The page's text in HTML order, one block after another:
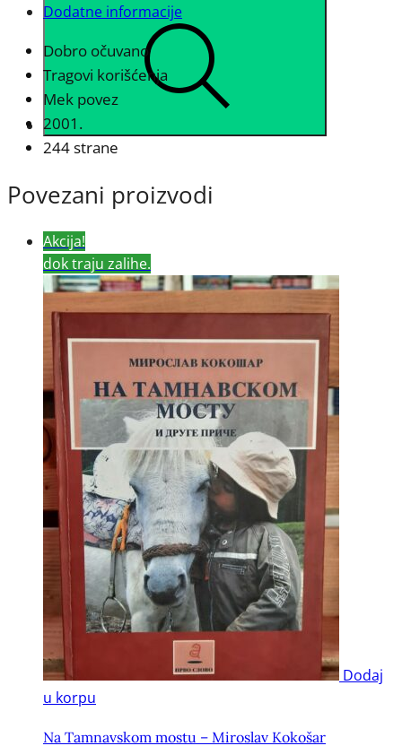
Dodatne informacije
Dobro očuvano
Tragovi korišćenja
Mek povez
2001.
244 strane
Povezani proizvodi
Akcija!
dok traju zalihe.
Dodaj
u korpu
Na Tamnavskom mostu – Miroslav Kokošar